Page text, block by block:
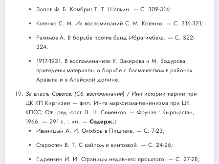
Золов Ф. Б. Комбриг Т. Т. Шапкин. — С. 309-314;
Котенко С. М. Из воспоминаний С. М. Котенко. — С. 316-321;
Рахимов А. В борьбе против банд Ибрагимбека. — С. 322-
324.
1917-1931. В воспоминаниях У. Закирова и М. Бодурова
приведены материалы о борьбе с басмачеством в районах
Аравапа и в Алайской долине.
За власть Советов: (Сб. воспоминаний) / Ин-т истории партии при
ЦК КП Киргизии — фил. Ин-та марксизма-ленинизма при ЦК
КПСС; Отв. ред.-сост. В. Н. Семенков. — Фрунзе : Кыргызстан,
1966. — 291 с. : ил. — Содерж.:
Иваницын А. И. Октябрь в Пишпеке. — С. 7-23;
Старостин В. Т. С кайлом и винтовкой. — С. 24-26;
Едренкин И. И. Страницы недавнего прошлого. — С. 27-28;